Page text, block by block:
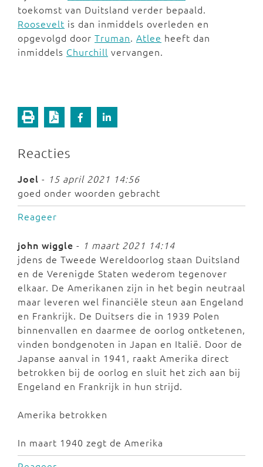
toekomst van Duitsland verder bepaald.
Roosevelt is dan inmiddels overleden en
opgevolgd door Truman. Atlee heeft dan
inmiddels Churchill vervangen.
Reacties
Joel - 15 april 2021 14:56
goed onder woorden gebracht
Reageer
john wiggle - 1 maart 2021 14:14
jdens de Tweede Wereldoorlog staan Duitsland
en de Verenigde Staten wederom tegenover
elkaar. De Amerikanen zijn in het begin neutraal
maar leveren wel financiële steun aan Engeland
en Frankrijk. De Duitsers die in 1939 Polen
binnenvallen en daarmee de oorlog ontketenen,
vinden bondgenoten in Japan en Italië. Door de
Japanse aanval in 1941, raakt Amerika direct
betrokken bij de oorlog en sluit het zich aan bij
Engeland en Frankrijk in hun strijd.
Amerika betrokken
In maart 1940 zegt de Amerika